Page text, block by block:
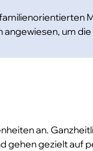
um
an.
gehen gezielt auf